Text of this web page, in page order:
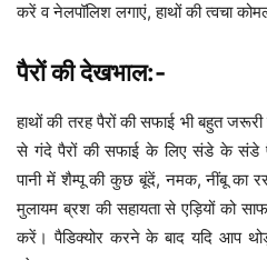
करें व नेलपॉलिश लगाएं, हाथों की त्वचा
पैरों की देखभाल:-
हाथों की तरह पैरों की सफाई भी बहुत
से गंदे पैरों की सफाई के लिए संडे के संडे
पानी में शैम्पू की कुछ बूंदें, नमक, नींबू का
मुलायम ब्रश की सहायता से एड़ियों को
करें। पैडिक्योर करने के बाद यदि आप